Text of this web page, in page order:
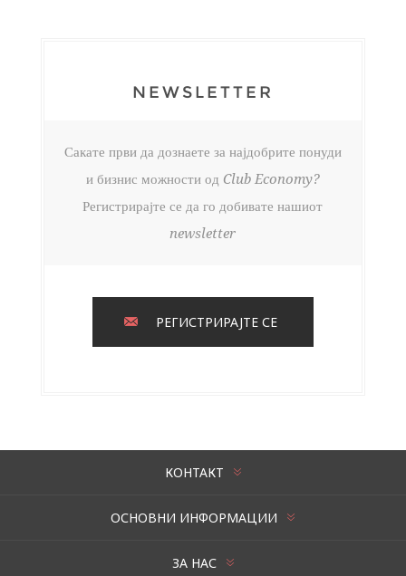
NEWSLETTER
Сакате први да дознаете за најдобрите понуди
и бизнис можности од Club Economy?
Регистрирајте се да го добивате нашиот
newsletter
РЕГИСТРИРАЈТЕ СЕ
КОНТАКТ
ОСНОВНИ ИНФОРМАЦИИ
ЗА НАС